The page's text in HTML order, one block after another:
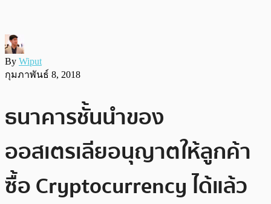
By Wiput
กุมภาพันธ์ 8, 2018
ธนาคารชั้นนำของ
ออสเตรเลียอนุญาตให้ลูกค้า
ซื้อ Cryptocurrency ได้แล้ว